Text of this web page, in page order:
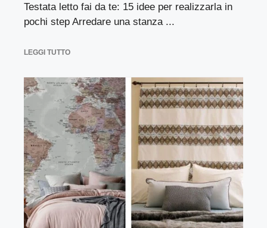
Testata letto fai da te: 15 idee per realizzarla in
pochi step Arredare una stanza ...
LEGGI TUTTO